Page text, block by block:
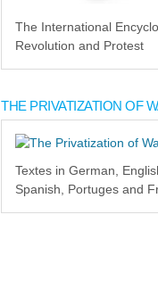
The International
Revolution and Protest
THE PRIVATIZATION OF
Textes in German,
Spanish, Portuges and